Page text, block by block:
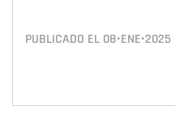
PUBLICADO EL 08•ENE•2025